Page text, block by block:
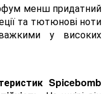
менш придатний
та тютюнові ноти
у високих
Spicebomb